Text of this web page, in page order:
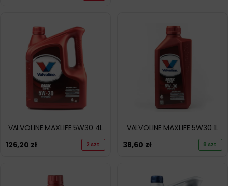
VALVOLINE MAXLIFE 5W30 4L
126,20 zł 2 szt.
VALVOLINE MAXLIFE 5W30 1L
38,60 zł 8 szt.